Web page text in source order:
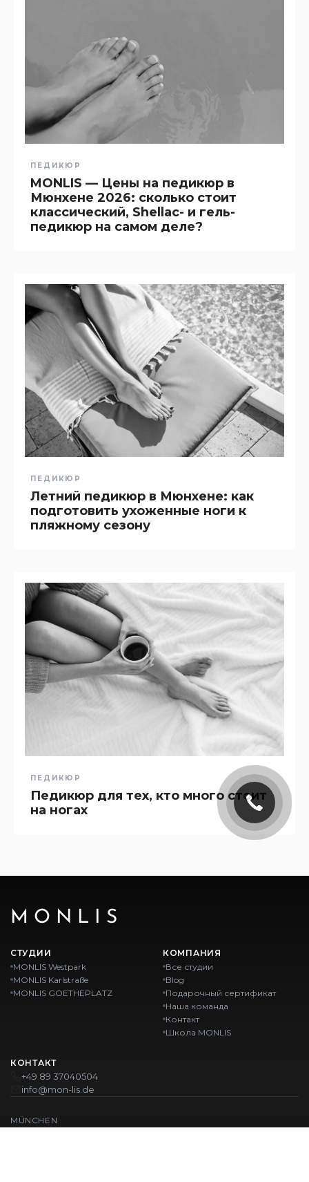
ПЕДИКЮР
MONLIS — Цены на педикюр в
Мюнхене 2026: сколько стоит
классический, Shellac- и гель-
педикюр на самом деле?
ПЕДИКЮР
Летний педикюр в Мюнхене: как
подготовить ухоженные ноги к
пляжному сезону
ПЕДИКЮР
Педикюр для тех, кто много стоит
на ногах
MONLIS
СТУДИИ
MONLIS Westpark
MONLIS Karlstraße
MONLIS GOETHEPLATZ
КОМПАНИЯ
Все студии
Blog
Подарочный сертификат
Наша команда
Контакт
Школа MONLIS
КОНТАКТ
+49 89 37040504
info@mon-lis.de
MÜNCHEN